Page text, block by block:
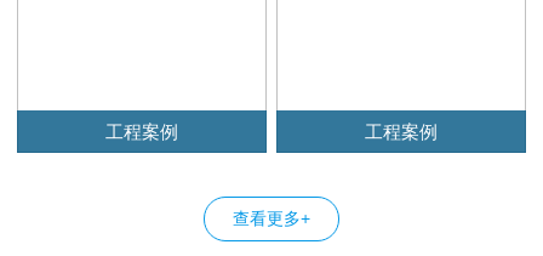
工程案例 工程案例
查看更多+